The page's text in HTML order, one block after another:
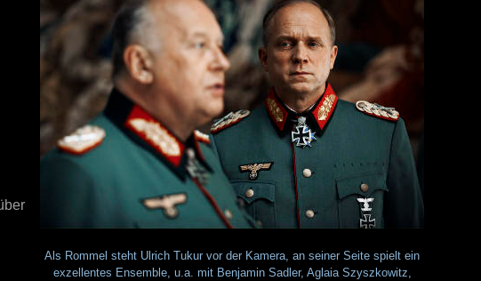
Als Rommel steht Ulrich Tukur vor der Kamera, an seiner Seite spielt ein
exzellentes Ensemble, u.a. mit Benjamin Sadler, Aglaia Szyszkowitz,